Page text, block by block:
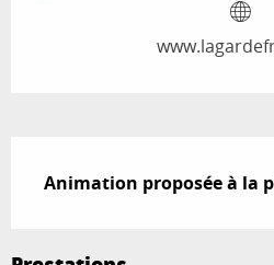
Animation proposée à la